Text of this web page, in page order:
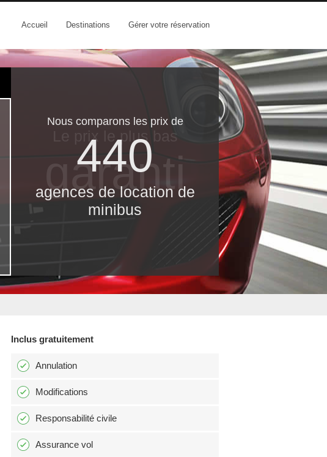
Accueil Destinations Gérer votre réservation
Nous comparons les prix de
440
agences de location de
minibus
Le prix le​ plus bas
garanti
Inclus gratuitement
Annulation
Modifications
Responsabilité civile
Assurance vol